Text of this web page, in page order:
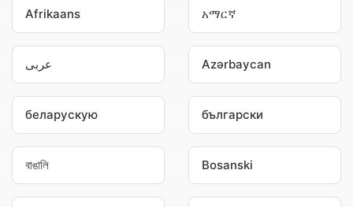
Afrikaans አማርኛ
عربى Azərbaycan
беларускую български
বাঙালি Bosanski